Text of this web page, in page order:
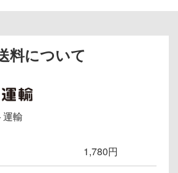
料について
輸
1,780円